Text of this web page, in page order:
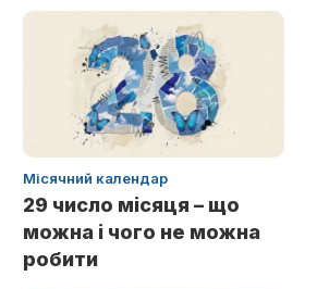
Місячний календар
29 число місяця – що
можна і чого не можна
робити